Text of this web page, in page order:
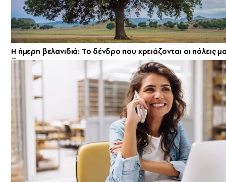
Η ήμερη βελανιδιά: Το δένδρο που χρειάζονται οι πόλεις